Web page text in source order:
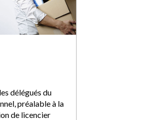
délégués du
préalable à la
de licencier